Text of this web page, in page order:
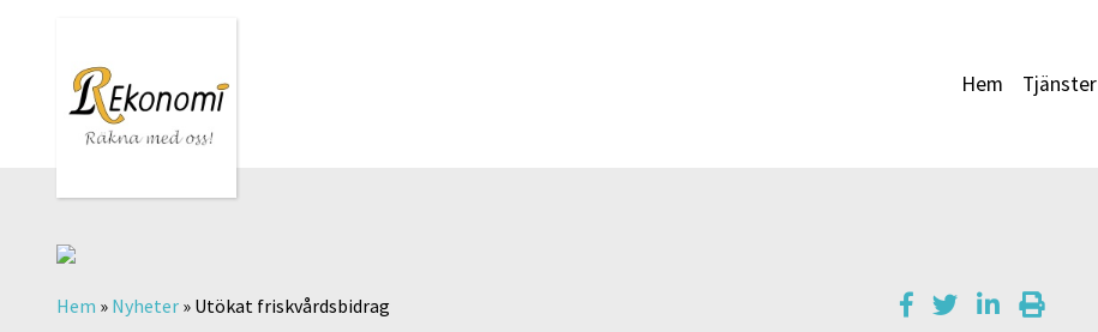
Hem Tjänster
Hem » Nyheter » Utökat friskvårdsbidrag